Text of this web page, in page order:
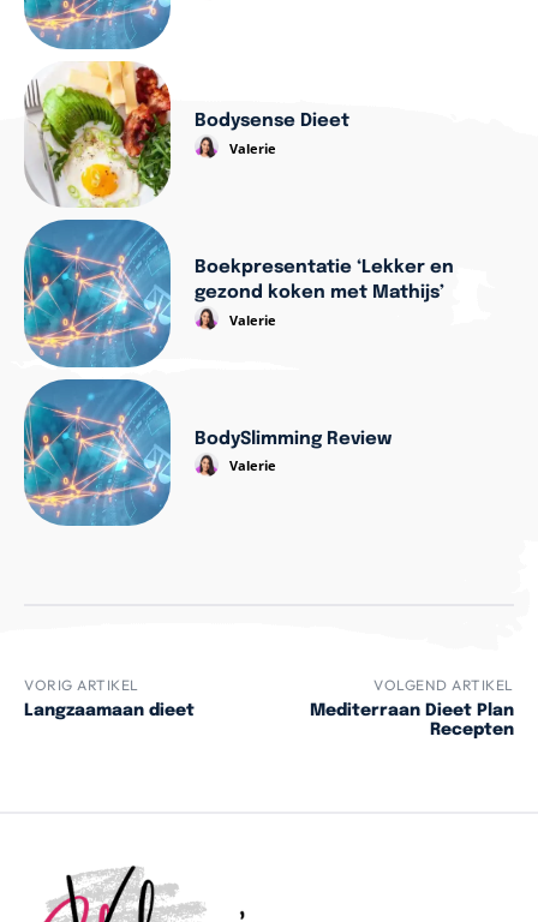
Bodysense Dieet
Valerie
Boekpresentatie ‘Lekker en
gezond koken met Mathijs’
Valerie
BodySlimming Review
Valerie
VORIG ARTIKEL
Langzaamaan dieet
VOLGEND ARTIKEL
Mediterraan Dieet Plan
Recepten